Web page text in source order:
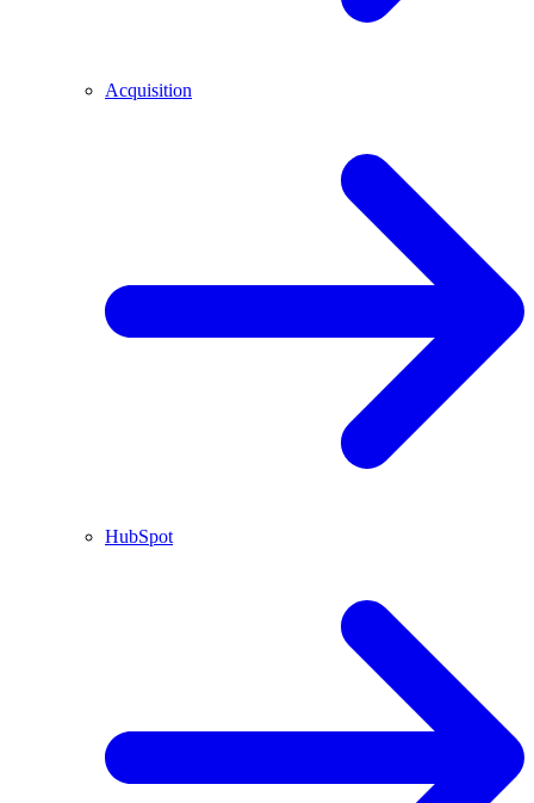
Acquisition
HubSpot